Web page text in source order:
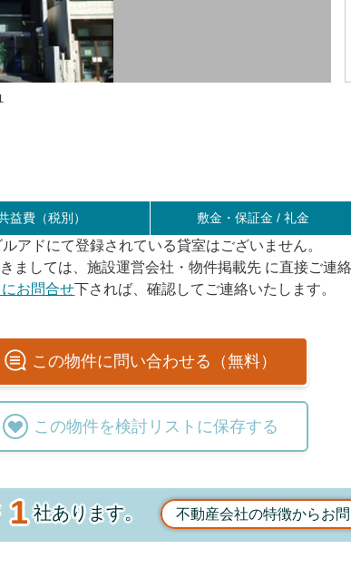
益費（税別） 敷金・保証金 / 礼金
アドにて登録されている貸室はございません。
ましては、施設運営会社・物件掲載先 に直接ご連絡
お問合せ下されば、確認してご連絡いたします。
この物件に問い合わせる（無料）
この物件を検討リストに保存する
1社あります。 不動産会社の特徴からお